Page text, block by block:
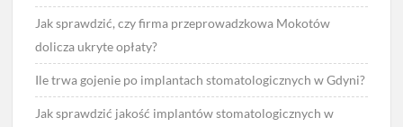
Jak sprawdzić, czy firma przeprowadzkowa Mokotów
dolicza ukryte opłaty?
Ile trwa gojenie po implantach stomatologicznych w Gdyni?
Jak sprawdzić jakość implantów stomatologicznych w